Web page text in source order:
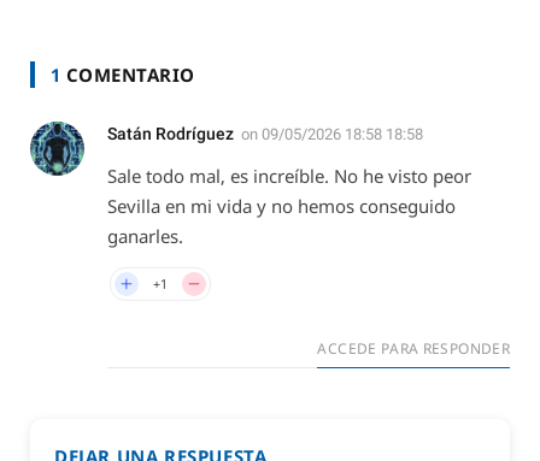
1 COMENTARIO
Satán Rodríguez on 09/05/2026 18:58 18:58
Sale todo mal, es increíble. No he visto peor
Sevilla en mi vida y no hemos conseguido
ganarles.
+1
ACCEDE PARA RESPONDER
DEJAR UNA RESPUESTA